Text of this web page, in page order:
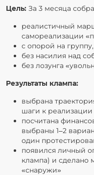
Цель: За 3 месяца
реалистичный
самореализации
с опорой на группу,
без насилия над
без лозунга
Результаты клампа:
выбрана
шаги к реализации
посчитана
выбраны 1–2
один
появился личный
клампа) и сделано
«снаружи»